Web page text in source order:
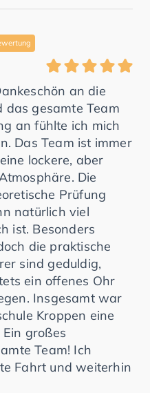
an die
das gesamte Team
an fühlte ich mich
Das Team ist immer
lockere, aber
Die
Prüfung
natürlich viel
ist. Besonders
die praktische
sind geduldig,
ein offenes Ohr
Insgesamt war
Kroppen eine
großes
Team! Ich
Fahrt und weiterhin